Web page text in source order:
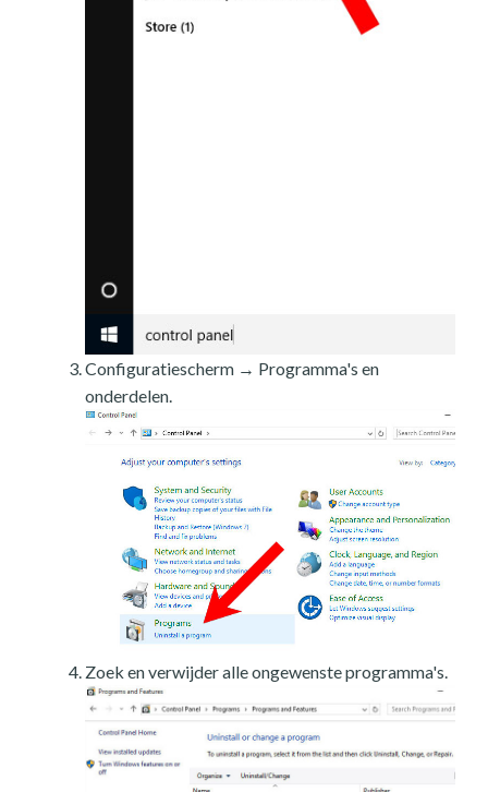
Configuratiescherm → Programma's en
onderdelen.
Zoek en verwijder alle ongewenste programma's.